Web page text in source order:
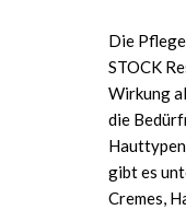
Die
STOCK
Wirkung
die
gibt es
Cremes,